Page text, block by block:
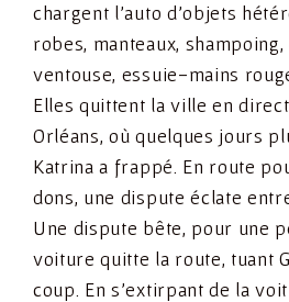
chargent l’auto d’objets
robes, manteaux,
ventouse, essuie-mains
Elles quittent la ville en
Orléans, où quelques jours
Katrina a frappé. En route
dons, une dispute éclate
Une dispute bête, pour une
voiture quitte la route, tuant
coup. En s’extirpant de la